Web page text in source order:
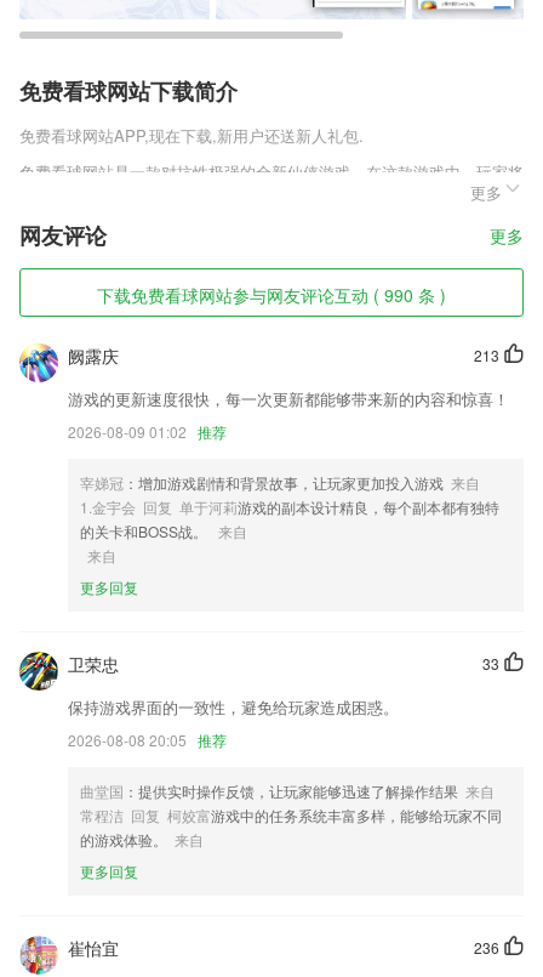
免费看球网站下载简介
免费看球网站APP,现在下载,新用户还送新人礼包.
免费看球网站是一款对抗性极强的全新仙侠游戏，在这款游戏中，玩家将
突破时间和次元的限制，进入到这个玄妙的大陆上，在这个大陆上，生活
着各种各样的种族和生物，这里的世界光怪陆离，有一口气可吞一座岛屿
的妖兽，有花鸟鱼虫修炼成形的大妖，还有御剑飞行游荡世界的剑客。
免费看球网站软件特色
1,悟空祛痘APP，是为广大“痘友”提供在线预约祛痘的专属APP。
2,实现教师和家长间顺畅沟通，随时掌握幼儿园里的孩子动态。
3,实时掌握账户的结算管理方式，实时管理账户内容
4,搜索查询地点信息，在地图中使用搜索功能输入位置即可查询相应的位
5,专注于高性能、高性价比、高智能化的LED控制系统的2265研发。
6,手机在线管理没有任何的难度，你可以直接将台词内容导入到字幕中。
免费看球网站软件优势
2.掌握23个声母、24个韵母以及16个整体认读音节，500个汉字的拼音。
3.可以根据对孩子的观察情况，快速了解自己宝宝的学习特征以及发育情
4.物视角结交好友，视频、图片轻松分享
5.一建市政工程题库错题库功能，记录您在学习刷题过程中出现的错题，
通过错题库功能帮助您以后在同一道题上不错第二次。
6.让学生们拥有传统文化知识，各类课程的教学也是浅显易懂的。
免费看球网站更新了什么?
超多内容素材，丰富的模版样式让图片排版更有趣。
更多
网友评论 更多
下载免费看球网站参与网友评论互动 ( 990 条 )
213
阙露庆
游戏的更新速度很快，每一次更新都能够带来新的内容和惊喜！
2026-08-09 01:02 推荐
宰娣冠 ：增加游戏剧情和背景故事，让玩家更加投入游戏 来自
1.金宇会 回复 单于河莉游戏的副本设计精良，每个副本都有独特
的关卡和BOSS战。
来自
来自
更多回复
33
卫荣忠
保持游戏界面的一致性，避免给玩家造成困惑。
2026-08-08 20:05 推荐
曲堂国 ：提供实时操作反馈，让玩家能够迅速了解操作结果 来自
常程洁 回复 柯姣富游戏中的任务系统丰富多样，能够给玩家不同
的游戏体验。
来自
更多回复
236
崔怡宜